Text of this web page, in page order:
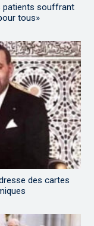
patients souffrant
tous»
des cartes